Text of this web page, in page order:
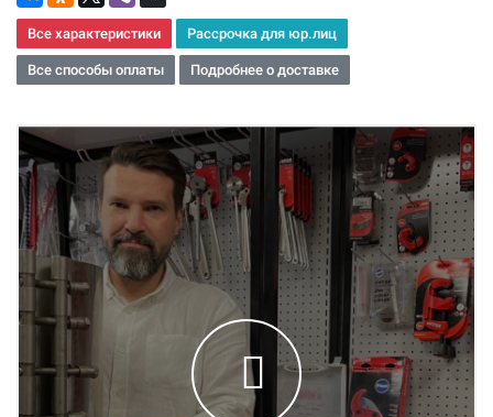
Все характеристики Рассрочка для юр.лиц
Все способы оплаты Подробнее о доставке